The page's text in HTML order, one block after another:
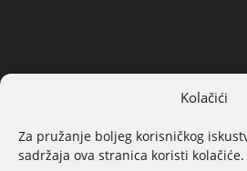
Kolačići
Za pružanje boljeg korisničkog
sadržaja ova stranica koristi kolačiće.